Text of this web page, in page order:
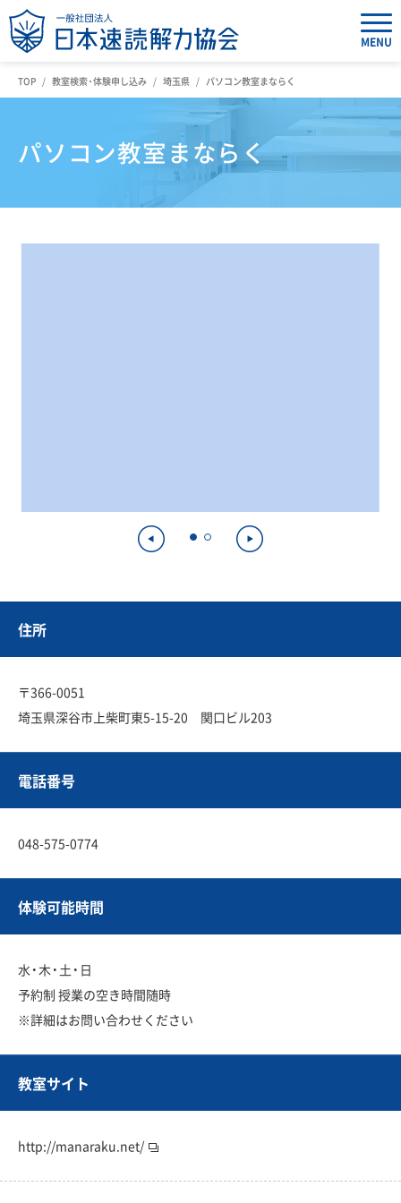
MENU
TOP 教室検索・体験申し込み 埼玉県 パソコン教室まならく
パソコン教室まならく
住所
〒366-0051
埼玉県深谷市上柴町東5-15-20 関口ビル203
電話番号
048-575-0774
体験可能時間
水・木・土・日
予約制 授業の空き時間随時
※詳細はお問い合わせください
教室サイト
http://manaraku.net/